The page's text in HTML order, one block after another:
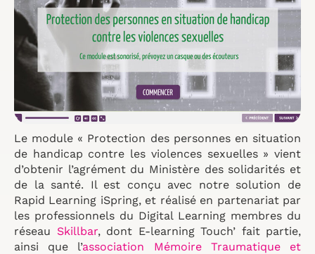
Le module « Protection des personnes en situation
de handicap contre les violences sexuelles » vient
d’obtenir l’agrément du Ministère des solidarités et
de la santé. Il est conçu avec notre solution de
Rapid Learning iSpring, et réalisé en partenariat par
les professionnels du Digital Learning membres du
réseau Skillbar, dont E-learning Touch’ fait partie,
ainsi que l’association Mémoire Traumatique et